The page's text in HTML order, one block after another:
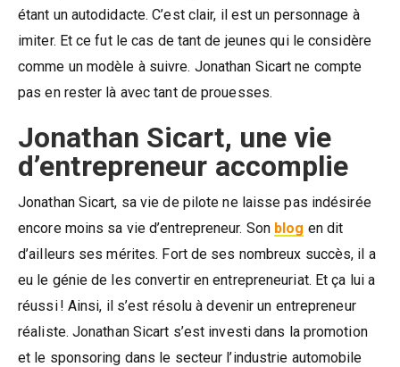
étant un autodidacte. C’est clair, il est un personnage à
imiter. Et ce fut le cas de tant de jeunes qui le considère
comme un modèle à suivre. Jonathan Sicart ne compte
pas en rester là avec tant de prouesses.
Jonathan Sicart, une vie
d’entrepreneur accomplie
Jonathan Sicart, sa vie de pilote ne laisse pas indésirée
encore moins sa vie d’entrepreneur. Son blog en dit
d’ailleurs ses mérites. Fort de ses nombreux succès, il a
eu le génie de les convertir en entrepreneuriat. Et ça lui a
réussi ! Ainsi, il s’est résolu à devenir un entrepreneur
réaliste. Jonathan Sicart s’est investi dans la promotion
et le sponsoring dans le secteur l’industrie automobile